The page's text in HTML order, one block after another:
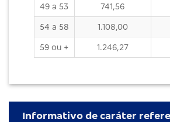
49 a 53 741,56
54 a 58 1.108,00
59 ou + 1.246,27
Informativo de caráter